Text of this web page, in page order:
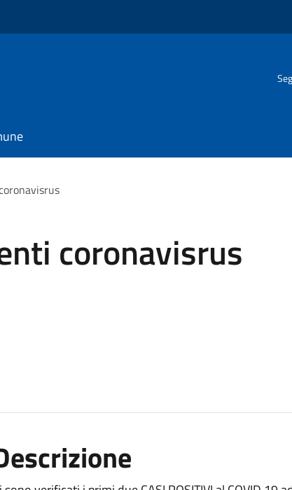
coronavisrus